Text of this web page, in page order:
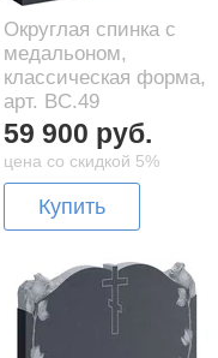
Округлая спинка с
медальоном,
классическая форма,
арт. BC.49
59 900 руб.
цена со скидкой 5%
Купить